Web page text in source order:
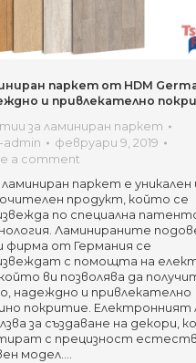
паркет от HDM
и привлекателно
за ламиниран паркет
admin
февруари 9, 2019
a comment
ламиниран паркет е уникален
продукт, който се
по специална
Ламинираните
фирма от Германия се
с помощта на
ви позволява да
надеждно и привлекателно
покритие. Електронният
за създаване на декори,
с прецизност
модел.…